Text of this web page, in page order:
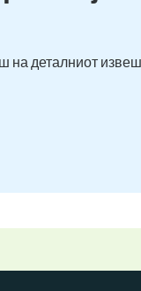
деталниот